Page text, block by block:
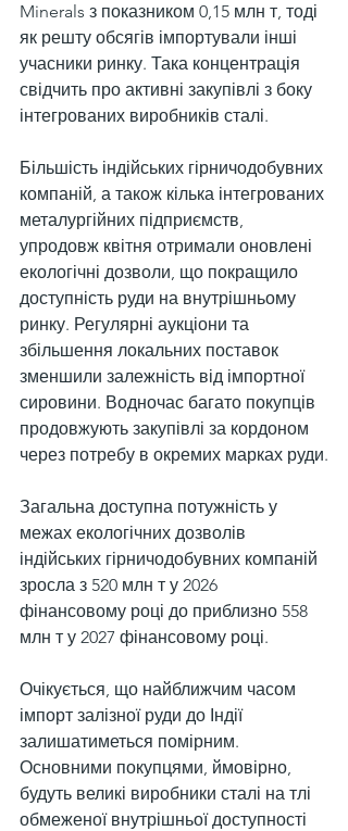
Minerals з показником 0,15 млн т, тоді
як решту обсягів імпортували інші
учасники ринку. Така концентрація
свідчить про активні закупівлі з боку
інтегрованих виробників сталі.
Більшість індійських гірничодобувних
компаній, а також кілька інтегрованих
металургійних підприємств,
упродовж квітня отримали оновлені
екологічні дозволи, що покращило
доступність руди на внутрішньому
ринку. Регулярні аукціони та
збільшення локальних поставок
зменшили залежність від імпортної
сировини. Водночас багато покупців
продовжують закупівлі за кордоном
через потребу в окремих марках руди.
Загальна доступна потужність у
межах екологічних дозволів
індійських гірничодобувних компаній
зросла з 520 млн т у 2026
фінансовому році до приблизно 558
млн т у 2027 фінансовому році.
Очікується, що найближчим часом
імпорт залізної руди до Індії
залишатиметься помірним.
Основними покупцями, ймовірно,
будуть великі виробники сталі на тлі
обмеженої внутрішньої доступності